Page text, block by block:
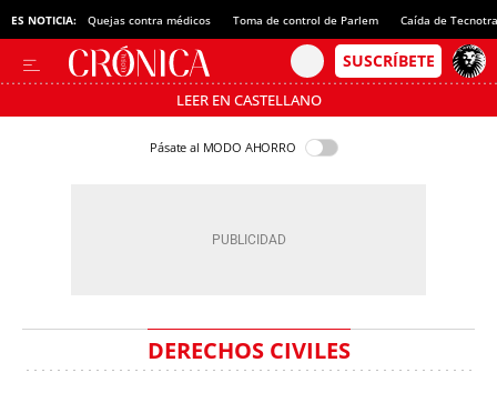
ES NOTICIA: Quejas contra médicos Toma de control de Parlem Caída de
LEER EN CASTELLANO
Pásate al MODO AHORRO
DERECHOS CIVILES